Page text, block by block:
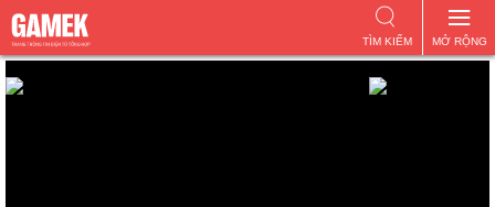
MỞ RỘNG
TÌM KIẾM